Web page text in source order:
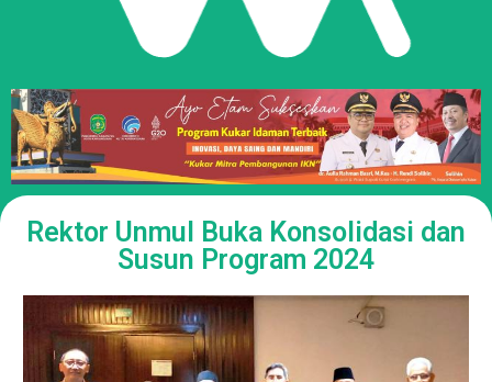
Rektor Unmul Buka Konsolidasi dan
Susun Program 2024